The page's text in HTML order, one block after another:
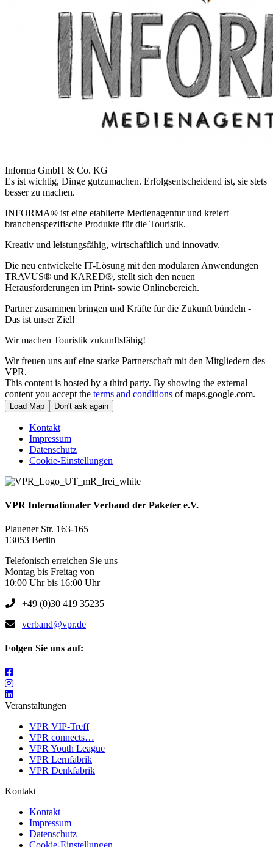
Informa GmbH & Co. KG
Es ist wichtig, Dinge gutzumachen. Erfolgsentscheidend ist, sie stets
besser zu machen.
INFORMA® ist eine etablierte Medienagentur und kreiert
branchenspezifische Produkte für die Touristik.
Kreativ und leistungsfähig, wirtschaftlich und innovativ.
Die neu entwickelte IT-Lösung mit den modularen Anwendungen
TRAVUS® und KARED®, stellt sich den neuen
Herausforderungen im Print- sowie Onlinebereich.
Partner zusammen bringen und Kräfte für die Zukunft bündeln -
Das ist unser Ziel!
Wir machen Touristik zukunftsfähig!
Wir freuen uns auf eine starke Partnerschaft mit den Mitgliedern des
VPR.
This content is hosted by a third party. By showing the external
content you accept the terms and conditions of maps.google.com.
Load Map Don't ask again
Kontakt
Impressum
Datenschutz
Cookie-Einstellungen
VPR Internationaler Verband der Paketer e.V.
Plauener Str. 163-165
13053 Berlin
Telefonisch erreichen Sie uns
Montag bis Freitag von
10:00 Uhr bis 16:00 Uhr
+49 (0)30 419 35235
verband@vpr.de
Folgen Sie uns auf:
Veranstaltungen
VPR VIP-Treff
VPR connects…
VPR Youth League
VPR Lernfabrik
VPR Denkfabrik
Kontakt
Kontakt
Impressum
Datenschutz
Cookie-Einstellungen